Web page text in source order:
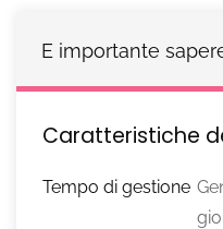
E importante
Caratteristiche
Tempo di gestione